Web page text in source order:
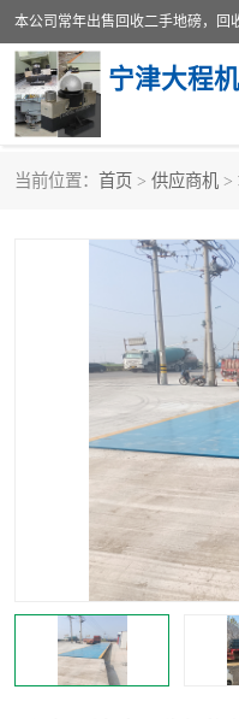
宁津大程
当前位置： 首页 > 供应商机 >
装载机电子秤
半自动输送机
冷却塔
撕碎机
塑料撕碎机